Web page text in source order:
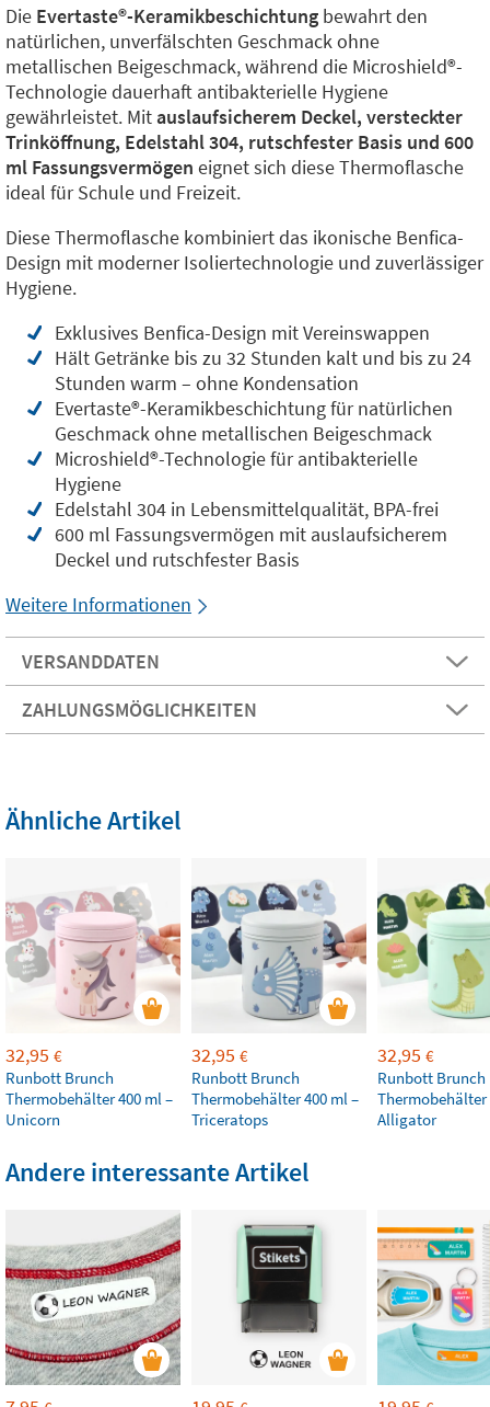
Die Evertaste®️-Keramikbeschichtung bewahrt den
natürlichen, unverfälschten Geschmack ohne
metallischen Beigeschmack, während die Microshield®️-
Technologie dauerhaft antibakterielle Hygiene
gewährleistet. Mitauslaufsicherem Deckel, versteckter
Trinköffnung, Edelstahl 304, rutschfester Basis und 600
ml Fassungsvermögen eignet sich diese Thermoflasche
ideal für Schule und Freizeit.
Diese Thermoflasche kombiniert das ikonische Benfica-
Design mit moderner Isoliertechnologie und zuverlässiger
Hygiene.
Exklusives Benfica-Design mit Vereinswappen
Hält Getränke bis zu 32 Stunden kalt und bis zu 24
Stunden warm – ohne Kondensation
Evertaste®️-Keramikbeschichtung für natürlichen
Geschmack ohne metallischen Beigeschmack
Microshield®️-Technologie für antibakterielle
Hygiene
Edelstahl 304 in Lebensmittelqualität, BPA-frei
600 ml Fassungsvermögen mit auslaufsicherem
Deckel und rutschfester Basis
Weitere Informationen
VERSANDDATEN
ZAHLUNGSMÖGLICHKEITEN
Ähnliche Artikel
32,95 €
Runbott Brunch
Thermobehälter 400 ml –
Unicorn
32,95 €
Runbott Brunch
Thermobehälter 400 ml –
Triceratops
32,95 €
Runbott Brunch
Thermobehälter
Alligator
Andere interessante Artikel